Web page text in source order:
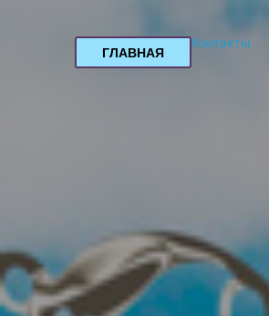
ГЛАВНАЯ
Контакты